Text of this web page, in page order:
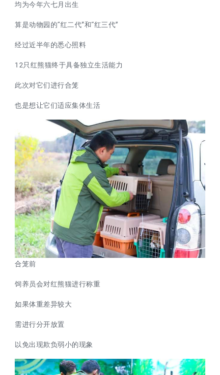
均为今年六七月出生
算是动物园的“红二代”和“红三代”
经过近半年的悉心照料
12只红熊猫终于具备独立生活能力
此次对它们进行合笼
也是想让它们适应集体生活
合笼前
饲养员会对红熊猫进行称重
如果体重差异较大
需进行分开放置
以免出现欺负弱小的现象